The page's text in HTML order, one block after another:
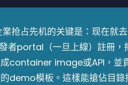
業抢占先机的关键是：现在就去
者portal（一旦上線）註冊，
成container image或API，並
demo模板。這樣能搶佔目錄